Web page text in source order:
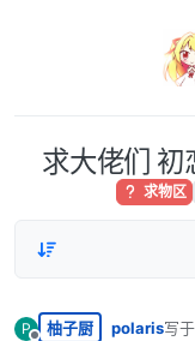
求大佬们 初
求物区
P 柚子厨 polaris写于